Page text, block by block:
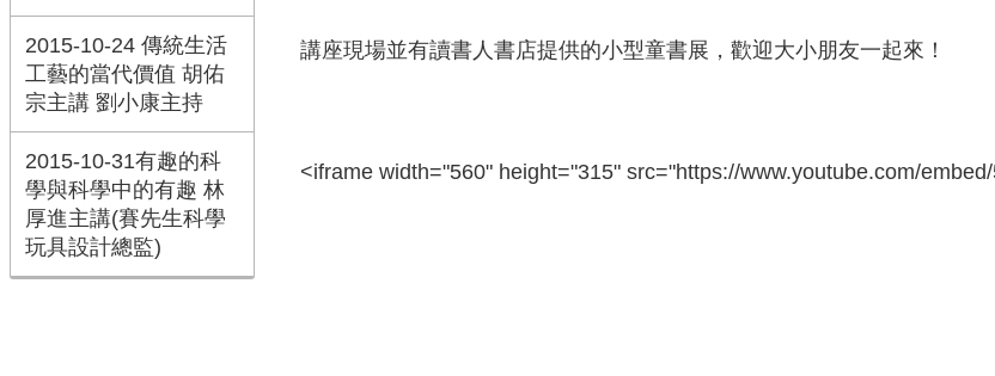
2015-10-24 傳統生活
工藝的當代價值 胡佑
宗主講 劉小康主持
2015-10-31有趣的科
學與科學中的有趣 林
厚進主講(賽先生科學
玩具設計總監)
講座現場並有讀書人書店提供的小型童書展，歡迎大小朋友一起來！
<iframe width="560" height="315" src="https://www.youtube.com/